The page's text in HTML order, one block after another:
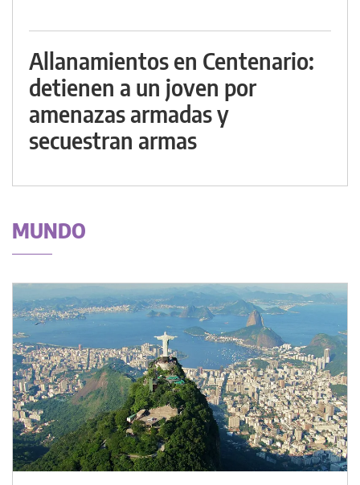
Allanamientos en Centenario:
detienen a un joven por
amenazas armadas y
secuestran armas
MUNDO